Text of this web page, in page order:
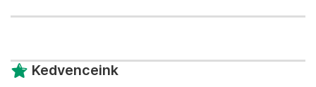
Kedvenceink